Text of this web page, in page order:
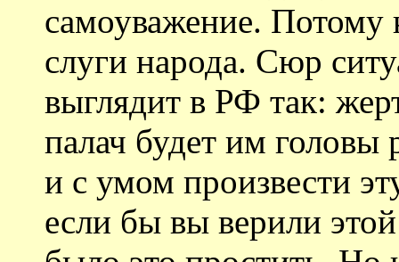
самоуважение.
слуги народа. Сюр
выглядит в РФ так:
палач будет им
и с умом произвести
если бы вы верили